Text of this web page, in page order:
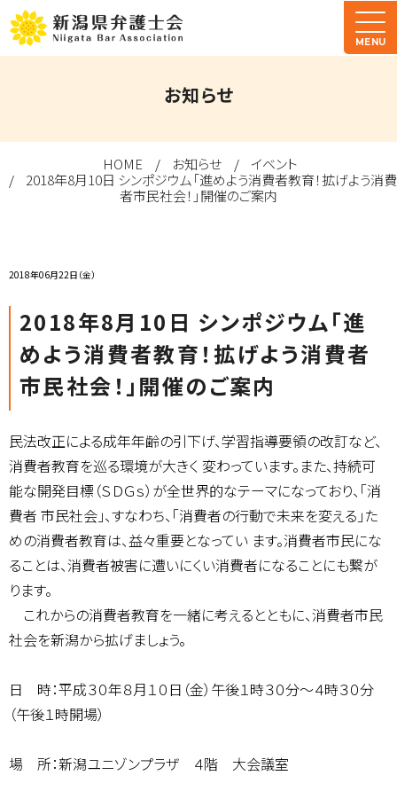
MENU
お知らせ
HOME お知らせ
イベント
2018年8月10日 シンポジウム「進めよう消費者教育！拡げよう消費
者市民社会！」開催のご案内
2018年06月22日（金）
2018年8月10日 シンポジウム「進
めよう消費者教育！拡げよう消費者
市民社会！」開催のご案内
民法改正による成年年齢の引下げ、学習指導要領の改訂など、
消費者教育を巡る環境が大きく 変わっています。また、持続可
能な開発目標（ＳＤＧｓ）が全世界的なテーマになっており、「消
費者 市民社会」、すなわち、「消費者の行動で未来を変える」た
めの消費者教育は、益々重要となってい ます。消費者市民にな
ることは、消費者被害に遭いにくい消費者になることにも繋が
ります。
これからの消費者教育を一緒に考えるとともに、消費者市民
社会を新潟から拡げましょう。
日 時：平成３０年８月１０日（金）午後１時３０分～４時３０分
（午後１時開場）
場 所：新潟ユニゾンプラザ ４階 大会議室